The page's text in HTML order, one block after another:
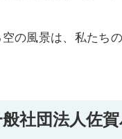
の風景は、私たち
社団法人佐